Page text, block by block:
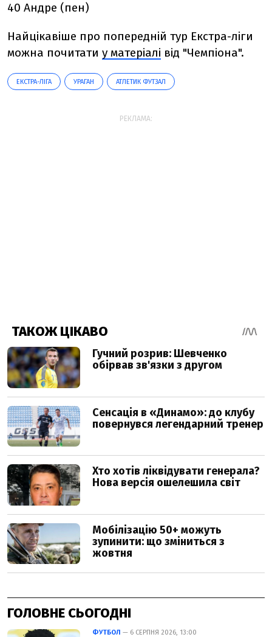
40 Андре (пен)
Найцікавіше про попередній тур Екстра-ліги
можна почитати у матеріалі від "Чемпіона".
ЕКСТРА-ЛІГА УРАГАН АТЛЕТИК ФУТЗАЛ
РЕКЛАМА:
ГОЛОВНЕ СЬОГОДНІ
ФУТБОЛ — 6 СЕРПНЯ 2026, 13:00